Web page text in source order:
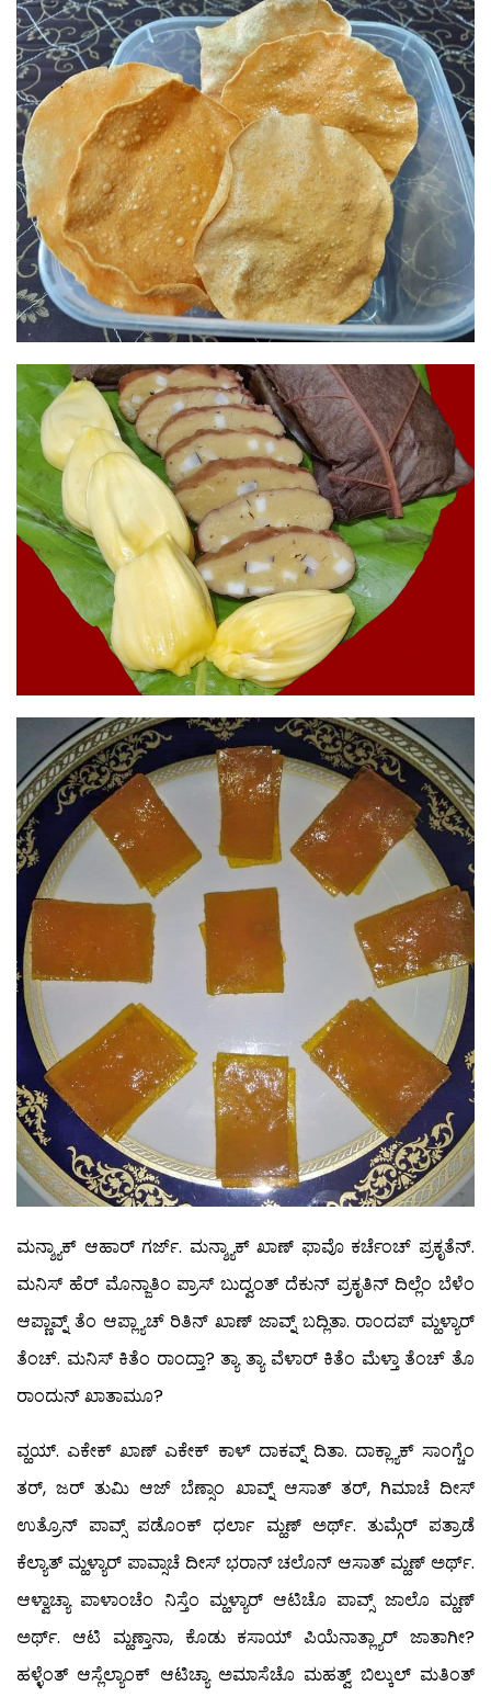
ಮನ್ಶ್ಯಾಕ್ ಆಹಾರ್ ಗರ್ಜ್. ಮನ್ಶ್ಯಾಕ್ ಖಾಣ್ ಫಾವೊ ಕರ್ಚೆಂಚ್ ಪ್ರಕೃತೆನ್.
ಮನಿಸ್ ಹೆರ್ ಮೊನ್ಜಾತಿಂ ಪ್ರಾಸ್ ಬುದ್ವಂತ್ ದೆಕುನ್ ಪ್ರಕೃತಿನ್ ದಿಲ್ಲೆಂ ಬೆಳೆಂ
ಆಪ್ಣಾವ್ನ್ ತೆಂ ಆಪ್ಲ್ಯಾಚ್ ರಿತಿನ್ ಖಾಣ್ ಜಾವ್ನ್ ಬದ್ಲಿತಾ. ರಾಂದಪ್ ಮ್ಹಳ್ಯಾರ್
ತೆಂಚ್. ಮನಿಸ್ ಕಿತೆಂ ರಾಂದ್ತಾ? ತ್ಯಾ ತ್ಯಾ ವೆಳಾರ್ ಕಿತೆಂ ಮೆಳ್ತಾ ತೆಂಚ್ ತೊ
ರಾಂದುನ್ ಖಾತಾಮೂ?
ವ್ಹಯ್. ಎಕೇಕ್ ಖಾಣ್ ಎಕೇಕ್ ಕಾಳ್ ದಾಕವ್ನ್ ದಿತಾ. ದಾಕ್ಲ್ಯಾಕ್ ಸಾಂಗ್ಚೆಂ
ತರ್, ಜರ್ ತುಮಿ ಆಜ್ ಬೆಣ್ಸಾಂ ಖಾವ್ನ್ ಆಸಾತ್ ತರ್, ಗಿಮಾಚೆ ದೀಸ್
ಉತ್ರೊನ್ ಪಾವ್ಸ್ ಪಡೊಂಕ್ ಧರ್ಲಾ ಮ್ಹಣ್ ಅರ್ಥ್. ತುಮ್ಗೆರ್ ಪತ್ರಾಡೆ
ಕೆಲ್ಯಾತ್ ಮ್ಹಳ್ಯಾರ್ ಪಾವ್ಸಾಚೆ ದೀಸ್ ಭರಾನ್ ಚಲೊನ್ ಆಸಾತ್ ಮ್ಹಣ್ ಅರ್ಥ್.
ಆಳ್ವಾಚ್ಯಾ ಪಾಳಾಂಚೆಂ ನಿಸ್ತೆಂ ಮ್ಹಳ್ಯಾರ್ ಆಟಿಚೊ ಪಾವ್ಸ್ ಜಾಲೊ ಮ್ಹಣ್
ಅರ್ಥ್. ಆಟಿ ಮ್ಹಣ್ತಾನಾ, ಕೊಡು ಕಸಾಯ್ ಪಿಯೆನಾತ್ಲ್ಯಾರ್ ಜಾತಾಗೀ?
ಹಳ್ಳೆಂತ್ ಆಸ್ಲೆಲ್ಯಾಂಕ್ ಆಟಿಚ್ಯಾ ಅಮಾಸೆಚೊ ಮಹತ್ವ್ ಬಿಲ್ಕುಲ್ ಮತಿಂತ್